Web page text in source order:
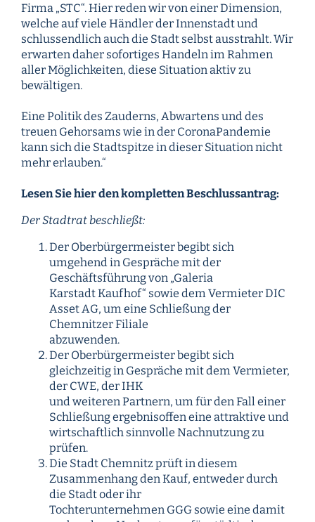
Firma „STC“. Hier reden wir von einer Dimension,
welche auf viele Händler der Innenstadt und
schlussendlich auch die Stadt selbst ausstrahlt. Wir
erwarten daher sofortiges Handeln im Rahmen
aller Möglichkeiten, diese Situation aktiv zu
bewältigen.
Eine Politik des Zauderns, Abwartens und des
treuen Gehorsams wie in der CoronaPandemie
kann sich die Stadtspitze in dieser Situation nicht
mehr erlauben.“
Lesen Sie hier den kompletten Beschlussantrag:
Der Stadtrat beschließt:
Der Oberbürgermeister begibt sich
umgehend in Gespräche mit der
Geschäftsführung von „Galeria
Karstadt Kaufhof“ sowie dem Vermieter DIC
Asset AG, um eine Schließung der
Chemnitzer Filiale
abzuwenden.
Der Oberbürgermeister begibt sich
gleichzeitig in Gespräche mit dem Vermieter,
der CWE, der IHK
und weiteren Partnern, um für den Fall einer
Schließung ergebnisoffen eine attraktive und
wirtschaftlich sinnvolle Nachnutzung zu
prüfen.
Die Stadt Chemnitz prüft in diesem
Zusammenhang den Kauf, entweder durch
die Stadt oder ihr
Tochterunternehmen GGG sowie eine damit